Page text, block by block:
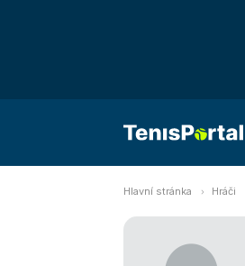
Hlavní stránka Hráči